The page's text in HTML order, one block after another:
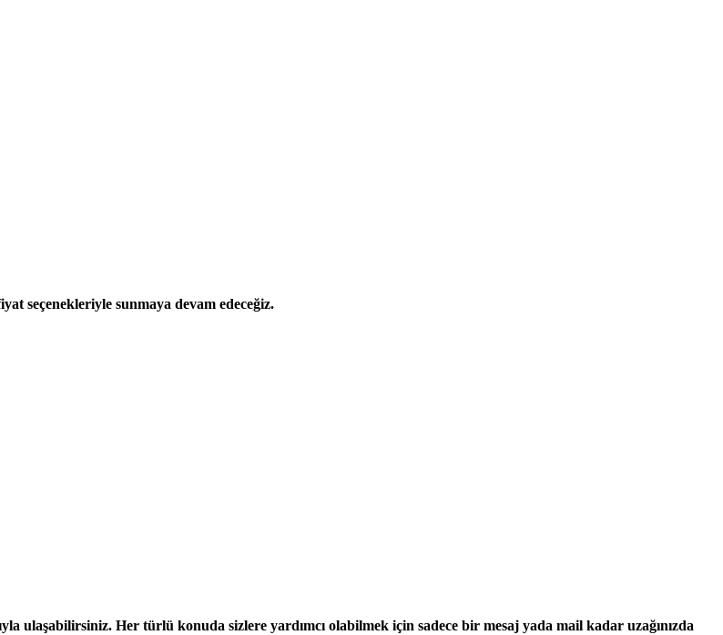
seçenekleriyle sunmaya devam edeceğiz.
ulaşabilirsiniz. Her türlü konuda sizlere yardımcı olabilmek için sadece bir mesaj yada mail kadar uzağınızda